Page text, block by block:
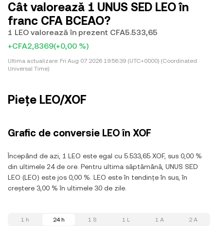
Cât valorează 1 UNUS SED LEO în
franc CFA BCEAO?
1 LEO valorează în prezent CFA5.533,65
+CFA2,8369(+0,00 %)
Ultima actualizare: Fri Aug 07 2026 19:56:39 (UTC+0000) (Coordinated
Universal Time)
Piețe LEO/XOF
Grafic de conversie LEO în XOF
Începând de azi, 1 LEO este egal cu 5.533,65 XOF, sus 0,00 %
din ultimele 24 de ore. Pentru ultima săptămână, UNUS SED
LEO (LEO) este jos 0,00 %. LEO este în tendințe în sus, în
creștere 3,00 % în ultimele 30 de zile.
1 h 24 h 1 S 1 L 1 A 2 A